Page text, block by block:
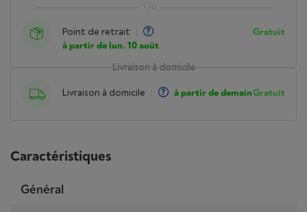
Livraison à domicile
Livraison à domicile : à partir de demainGratuit
Point de retrait :
à partir de lun. 10 août
Gratuit
Caractéristiques
Général